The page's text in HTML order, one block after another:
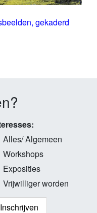
gekaderd
Alles/ Algemeen
Workshops
Exposities
Vrijwilliger worden